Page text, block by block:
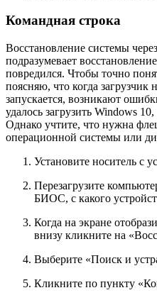
Командная строка
Восстановление системы
подразумевает
повредился. Чтобы точно
поясняю, что когда
запускается, возникают
удалось загрузить Windows
Однако учтите, что нужна
операционной системы или
Установите носитель с
Перезагрузите
БИОС, с какого
Когда на экране
внизу кликните на
Выберите «Поиск и
Кликните по пункту